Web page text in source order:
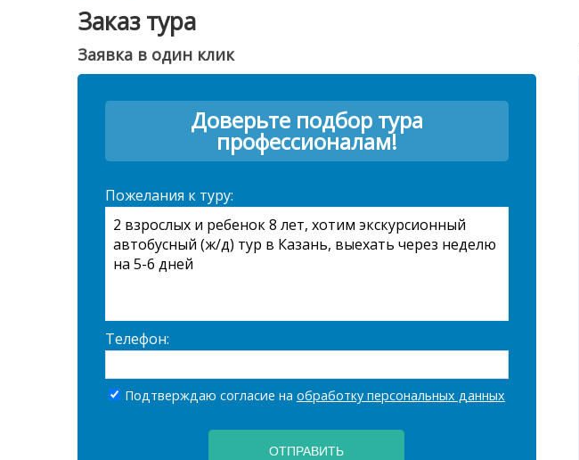
Заказ тура
Заявка в один клик
Доверьте подбор тура
профессионалам!
Пожелания к туру:
Телефон:
Подтверждаю согласие на обработку персональных данных
ОТПРАВИТЬ